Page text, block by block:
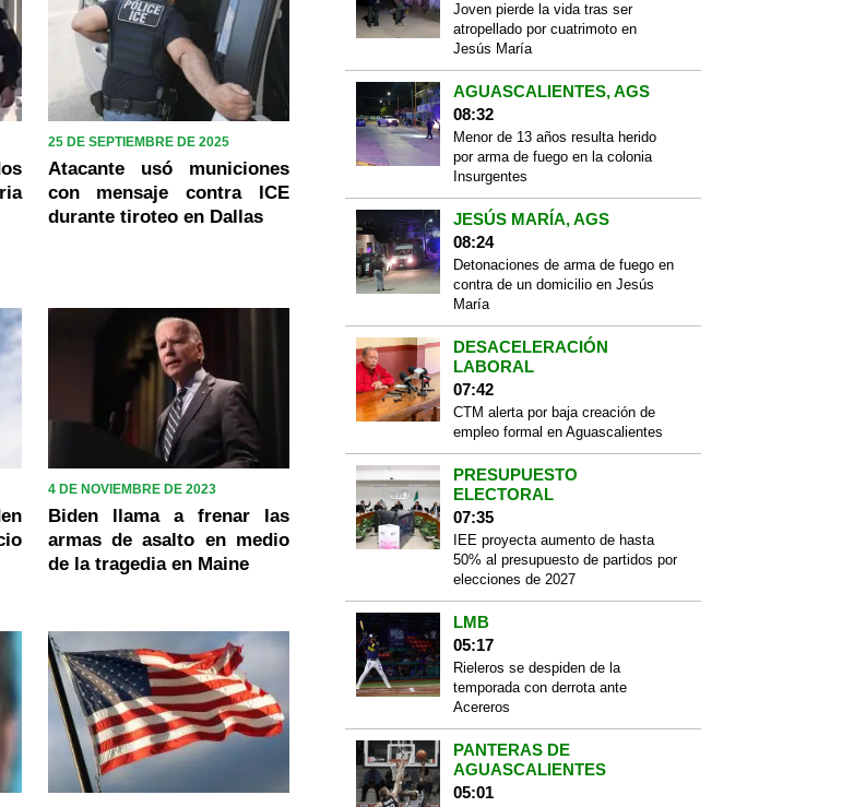
25 DE SEPTIEMBRE DE 2025
Atacante usó municiones
con mensaje contra ICE
durante tiroteo en Dallas
4 DE NOVIEMBRE DE 2023
Biden llama a frenar las
armas de asalto en medio
de la tragedia en Maine
Joven pierde la vida tras ser
atropellado por cuatrimoto en
Jesús María
AGUASCALIENTES, AGS
08:32
Menor de 13 años resulta herido
por arma de fuego en la colonia
Insurgentes
JESÚS MARÍA, AGS
08:24
Detonaciones de arma de fuego en
contra de un domicilio en Jesús
María
DESACELERACIÓN
LABORAL
07:42
CTM alerta por baja creación de
empleo formal en Aguascalientes
PRESUPUESTO
ELECTORAL
07:35
IEE proyecta aumento de hasta
50% al presupuesto de partidos por
elecciones de 2027
LMB
05:17
Rieleros se despiden de la
temporada con derrota ante
Acereros
PANTERAS DE
AGUASCALIENTES
05:01